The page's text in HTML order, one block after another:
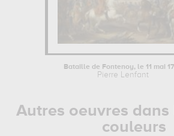
Bataille de Fontenoy, le 11 mai
Pierre Lenfant
Autres oeuvres dans
couleurs